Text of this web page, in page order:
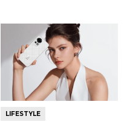
LIFESTYLE